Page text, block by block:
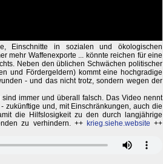
Einschnitte in sozialen und ökologischen
mehr Waffenexporte ... könnte reichen für eine
Neben den üblichen Schwächen politischer
und Fördergeldern) kommt eine hochgradige
- und das nicht trotz, sondern wegen der
immer und überall falsch. Das Video nennt
und, mit Einschränkungen, auch die
die Hilfslosigkeit zu den durch langjährige
zu verhindern. ++ krieg.siehe.website ++